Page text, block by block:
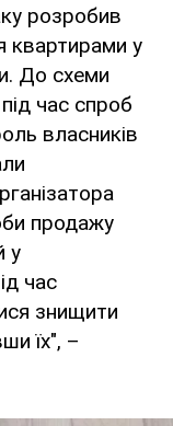
розробив
квартирами у
До схеми
час спроб
власників
продажу
у
час
знищити
їх", –